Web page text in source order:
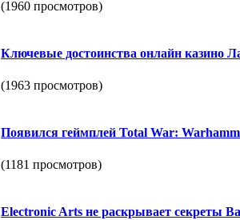
(1960 просмотров)
Ключевые достоинства онлайн казино
(1963 просмотров)
Появился геймплей Total War:
(1181 просмотров)
Electronic Arts не раскрывает секреты